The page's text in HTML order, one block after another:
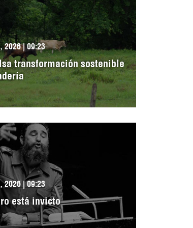
2026 | 09:23
transformación sostenible
2026 | 09:23
está invicto